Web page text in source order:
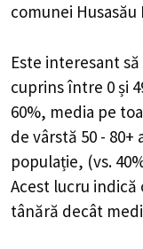
comunei Husasău
Este interesant
cuprins între 0 și
60%, media pe
de vârstă 50 -
populație, (vs.
Acest lucru indică
tânără decât